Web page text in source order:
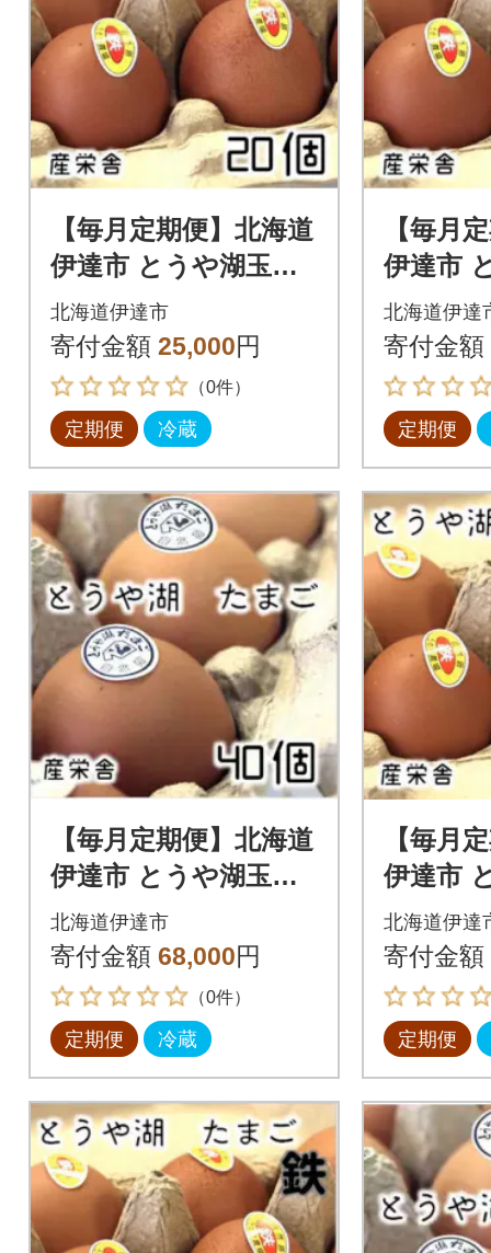
【毎月定期便】北海道
伊達市 とうや湖玉子
鉄 20個 入り全3回
北海道伊達市
寄付金額 25,000円
（0件）
定期便 冷蔵
【毎月
伊達市
鉄 20個
北海道伊達
寄付金額
定期便
【毎月定期便】北海道
伊達市 とうや湖玉子
40個入り全6回
北海道伊達市
寄付金額 68,000円
（0件）
定期便 冷蔵
【毎月
伊達市
鉄 40個
北海道伊達
寄付金額
定期便